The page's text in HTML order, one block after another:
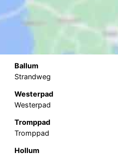
Ballum
Strandweg
Westerpad
Westerpad
Tromppad
Tromppad
Hollum